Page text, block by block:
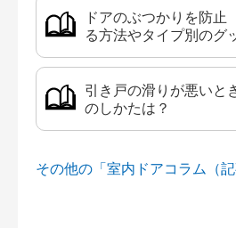
ドアのぶつかりを防
る方法やタイプ別のグ
引き戸の滑りが悪いと
のしかたは？
その他の「室内ドアコラム（